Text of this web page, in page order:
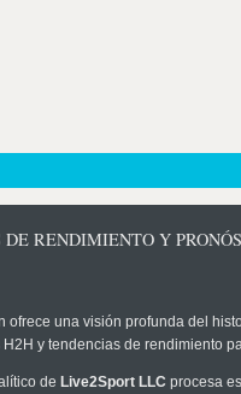
RENDIMIENTO Y
ofrece una visión profunda del
y tendencias de rendimiento
de Live2Sport LLC procesa